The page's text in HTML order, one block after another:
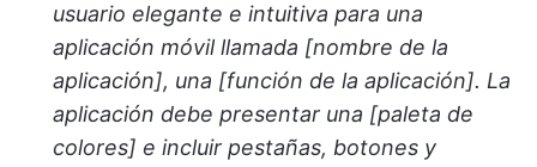
usuario elegante e intuitiva para una
aplicación móvil llamada [nombre de la
aplicación], una [función de la aplicación]. La
aplicación debe presentar una [paleta de
colores] e incluir pestañas, botones y